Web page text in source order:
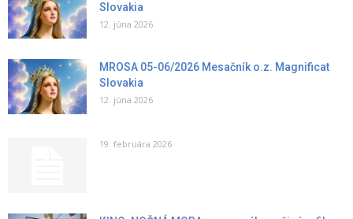
Slovakia
12. júna 2026
MROSA 05-06/2026 Mesačník o.z. Magnificat
Slovakia
12. júna 2026
19. februára 2026